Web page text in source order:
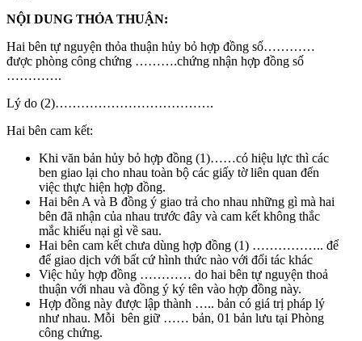
NỘI DUNG THỎA THUẬN:
Hai bên tự nguyện thỏa thuận hủy bỏ hợp đồng số…………
được phòng công chứng ……….chứng nhận hợp đồng số
………….
Lý do (2)……………………………….
Hai bên cam kết:
Khi văn bản hủy bỏ hợp đồng (1)……có hiệu lực thì các
ben giao lại cho nhau toàn bộ các giấy tờ liên quan đến
việc thực hiện hợp đồng.
Hai bên A và B đồng ý giao trả cho nhau những gì mà hai
bên đã nhận của nhau trước đây và cam kết không thắc
mắc khiếu nại gì về sau.
Hai bên cam kết chưa dùng hợp đồng (1) …………….. để
để giao dịch với bất cứ hình thức nào với đối tác khác
Việc hủy hợp đồng ………… do hai bên tự nguyện thoả
thuận với nhau và đồng ý ký tên vào hợp đồng này.
Hợp đồng này được lập thành ….. bản có giá trị pháp lý
như nhau. Mỗi bên giữ …… bản, 01 bản lưu tại Phòng
công chứng.